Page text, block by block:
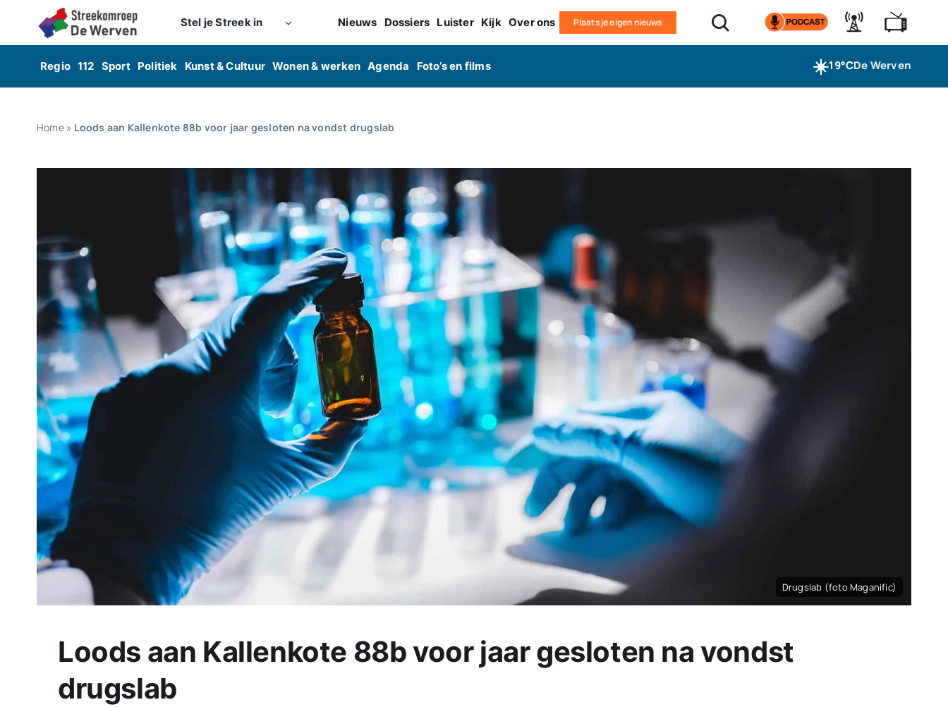
Stel je Streek in Nieuws Dossiers Luister Kijk Over ons Plaats je eigen nieuws
Regio 112 Sport Politiek Kunst & Cultuur Wonen & werken Agenda Foto’s en films ☀️19°CDe Werven
Home» Loods aan Kallenkote 88b voor jaar gesloten na vondst drugslab
Drugslab (foto Maganific)
Loods aan Kallenkote 88b voor jaar gesloten na vondst
drugslab